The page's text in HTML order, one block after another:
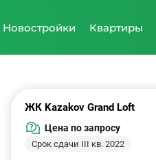
Новостройки Квартиры
ЖК Kazakov Grand Loft
Цена по запросу
Срок сдачи III кв. 2022